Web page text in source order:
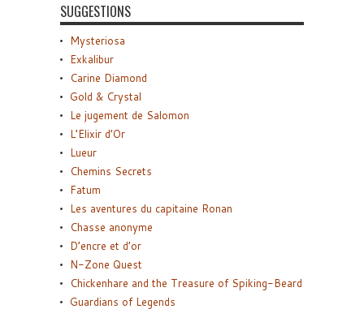
SUGGESTIONS
Mysteriosa
Exkalibur
Carine Diamond
Gold & Crystal
Le jugement de Salomon
L’Elixir d’Or
Lueur
Chemins Secrets
Fatum
Les aventures du capitaine Ronan
Chasse anonyme
D’encre et d’or
N-Zone Quest
Chickenhare and the Treasure of Spiking-Beard
Guardians of Legends